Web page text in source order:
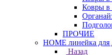
Ковры в
ПРОЧИЕ
HOME линейка для
Назад